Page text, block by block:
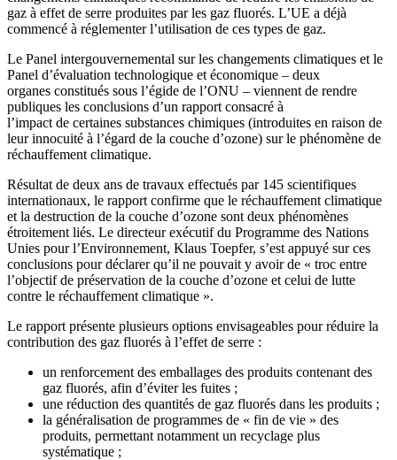
gaz à effet de serre produites par les gaz fluorés. L’UE a déjà
commencé à réglementer l’utilisation de ces types de gaz.
Le Panel intergouvernemental sur les changements climatiques et le
Panel d’évaluation technologique et économique – deux
organes constitués sous l’égide de l’ONU – viennent de rendre
publiques les conclusions d’un rapport consacré à
l’impact de certaines substances chimiques (introduites en raison de
leur innocuité à l’égard de la couche d’ozone) sur le phénomène de
réchauffement climatique.
Résultat de deux ans de travaux effectués par 145 scientifiques
internationaux, le rapport confirme que le réchauffement climatique
et la destruction de la couche d’ozone sont deux phénomènes
étroitement liés. Le directeur exécutif du Programme des Nations
Unies pour l’Environnement, Klaus Toepfer, s’est appuyé sur ces
conclusions pour déclarer qu’il ne pouvait y avoir de « troc entre
l’objectif de préservation de la couche d’ozone et celui de lutte
contre le réchauffement climatique ».
Le rapport présente plusieurs options envisageables pour réduire la
contribution des gaz fluorés à l’effet de serre :
un renforcement des emballages des produits contenant des
gaz fluorés, afin d’éviter les fuites ;
une réduction des quantités de gaz fluorés dans les produits ;
la généralisation de programmes de « fin de vie » des
produits, permettant notamment un recyclage plus
systématique ;